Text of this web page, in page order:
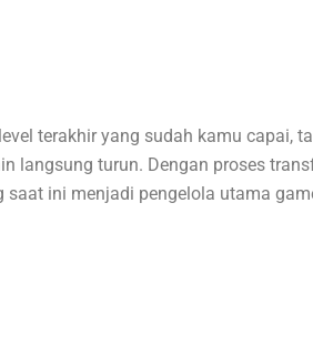
terakhir yang sudah kamu capai,
langsung turun. Dengan proses
ini menjadi pengelola utama